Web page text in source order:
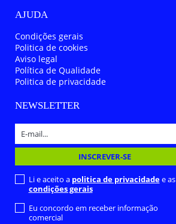
AJUDA
Condições gerais
Politica de cookies
Aviso legal
Política de Qualidade
Politica de privacidade
NEWSLETTER
Li e aceito a politica de privacidadee as
condições gerais
Eu concordo em receber informação
comercial